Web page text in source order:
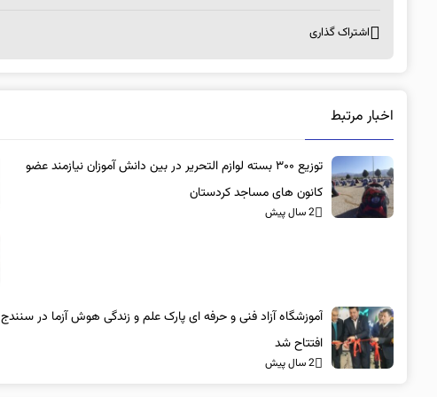
اشتراک گذاری
اخبار مرتبط
توزیع ۳۰۰ بسته لوازم التحریر در بین دانش آموزان نیازمند عضو
کانون های مساجد کردستان
2 سال پیش
آموزشگاه آزاد فنی و حرفه ای پارک علم و زندگی هوش آزما در سنندج
افتتاح شد
2 سال پیش